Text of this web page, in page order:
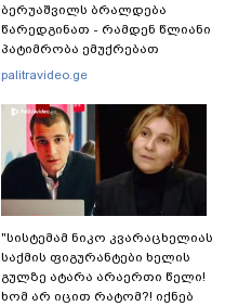
ბერუაშვილს ბრალდება
წარედგინათ - რამდენ წლიანი
პატიმრობა ემუქრებათ
არასრულწლოვნებს?
palitravideo.ge
"სისტემამ ნიკო კვარაცხელიას
საქმის ფიგურანტები ხელის
გულზე ატარა არაერთი წელი!
ხომ არ იცით რატომ?! იქნებ